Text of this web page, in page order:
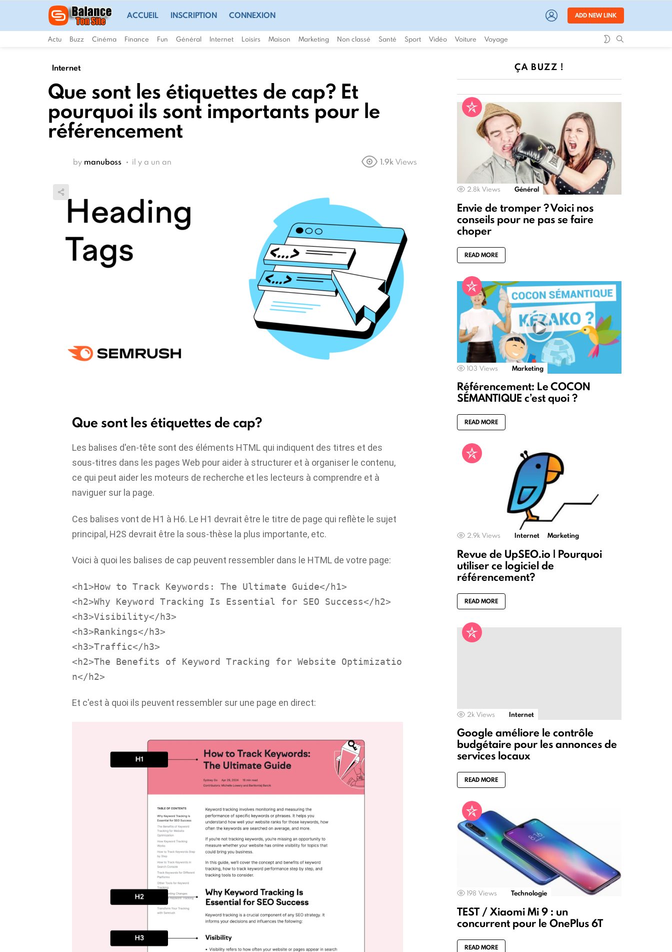
ACCUEIL INSCRIPTION CONNEXION LOGIN ADD NEW LINK
Actu Buzz Cinéma Finance Fun Général Internet Loisirs Maison Marketing Non classé Santé Sport Vidéo Voiture Voyage
SWITCH
Internet
Que sont les étiquettes de cap? Et
pourquoi ils sont importants pour le
référencement
by manuboss il y a un an 1.9k Views
Que sont les étiquettes de cap?
Les balises d'en-tête sont des éléments HTML qui indiquent des titres et des
sous-titres dans les pages Web pour aider à structurer et à organiser le contenu,
ce qui peut aider les moteurs de recherche et les lecteurs à comprendre et à
naviguer sur la page.
Ces balises vont de H1 à H6. Le H1 devrait être le titre de page qui reflète le sujet
principal, H2S devrait être la sous-thèse la plus importante, etc.
Voici à quoi les balises de cap peuvent ressembler dans le HTML de votre page:
<h1>How to Track Keywords: The Ultimate Guide</h1>
<h2>Why Keyword Tracking Is Essential for SEO Success</h2>
<h3>Visibility</h3>
<h3>Rankings</h3>
<h3>Traffic</h3>
<h2>The Benefits of Keyword Tracking for Website Optimizatio
n</h2>
Et c'est à quoi ils peuvent ressembler sur une page en direct:
ÇA BUZZ !
2.8k Views Général
Envie de tromper ? Voici nos
conseils pour ne pas se faire
choper
READ MORE
103 Views Marketing
Référencement: Le COCON
SÉMANTIQUE c’est quoi ?
READ MORE
2.9k Views Internet Marketing
Revue de UpSEO.io | Pourquoi
utiliser ce logiciel de
référencement?
READ MORE
2k Views Internet
Google améliore le contrôle
budgétaire pour les annonces de
services locaux
READ MORE
198 Views Technologie
TEST / Xiaomi Mi 9 : un
concurrent pour le OnePlus 6T
READ MORE